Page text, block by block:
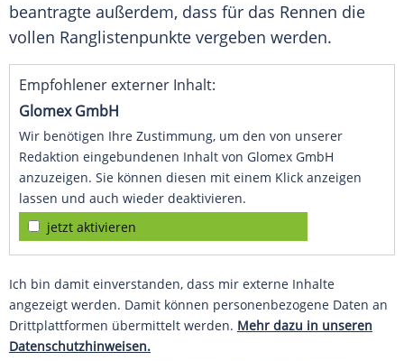
beantragte außerdem, dass für das Rennen die
vollen Ranglistenpunkte vergeben werden.
Empfohlener externer Inhalt:
Glomex GmbH
Wir benötigen Ihre Zustimmung, um den von unserer
Redaktion eingebundenen Inhalt von Glomex GmbH
anzuzeigen. Sie können diesen mit einem Klick anzeigen
lassen und auch wieder deaktivieren.
jetzt aktivieren
Ich bin damit einverstanden, dass mir externe Inhalte
angezeigt werden. Damit können personenbezogene Daten an
Drittplattformen übermittelt werden. Mehr dazu in unseren
Datenschutzhinweisen.